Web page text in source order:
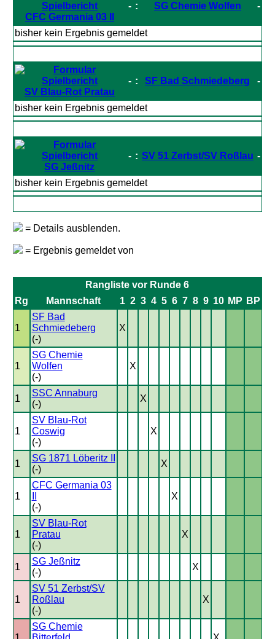
CFC Germania 03 II
- : SG Chemie Wolfen -
bisher kein Ergebnis gemeldet
SV Blau-Rot Pratau
- : SF Bad Schmiedeberg -
bisher kein Ergebnis gemeldet
SG Jeßnitz
- : SV 51 Zerbst/SV Roßlau -
bisher kein Ergebnis gemeldet
= Details ausblenden.
= Ergebnis gemeldet von
Rangliste vor Runde 6
Rg
Mannschaft 1 2 3 4 5 6 7 8 9 10 MP BP
1
SF Bad
Schmiedeberg
(-)
X
1
SG Chemie
Wolfen
(-)
X
1
SSC Annaburg
(-)
X
1
SV Blau-Rot
Coswig
(-)
X
1
SG 1871 Löberitz II
(-)
X
1
CFC Germania 03
(-)
X
1
SV Blau-Rot
Pratau
(-)
X
1
SG Jeßnitz
(-)
X
1
SV 51 Zerbst/SV
Roßlau
(-)
X
SG Chemie